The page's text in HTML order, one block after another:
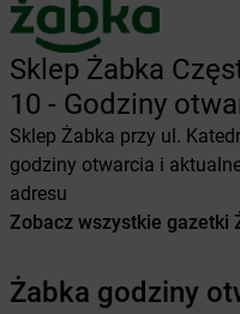
Sklep Żabka
10 - Godziny
Sklep Żabka przy ul.
godziny otwarcia i
adresu
Zobacz wszystkie gazetki
Żabka godziny